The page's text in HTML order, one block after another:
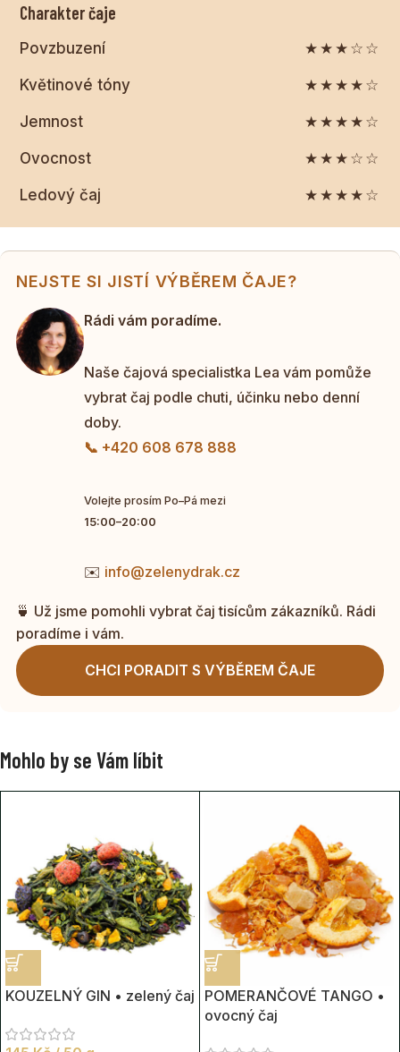
Charakter čaje
Povzbuzení ★★★☆☆
Květinové tóny ★★★★☆
Jemnost ★★★★☆
Ovocnost ★★★☆☆
Ledový čaj ★★★★☆
NEJSTE SI JISTÍ VÝBĚREM ČAJE?
Rádi vám poradíme.
Naše čajová specialistka Lea vám pomůže
vybrat čaj podle chuti, účinku nebo denní
doby.
📞 +420 608 678 888
Volejte prosím Po–Pá mezi
15:00–20:00
✉️ info@zelenydrak.cz
🍵 Už jsme pomohli vybrat čaj tisícům zákazníků. Rádi
poradíme i vám.
CHCI PORADIT S VÝBĚREM ČAJE
Mohlo by se Vám líbit
KOUZELNÝ GIN • zelený čaj
POMERANČOVÉ TANGO •
ovocný čaj